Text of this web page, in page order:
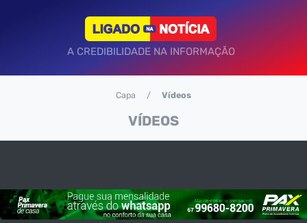
A CREDIBILIDADE NA INFORMAÇÃO
VÍDEOS
Capa Vídeos